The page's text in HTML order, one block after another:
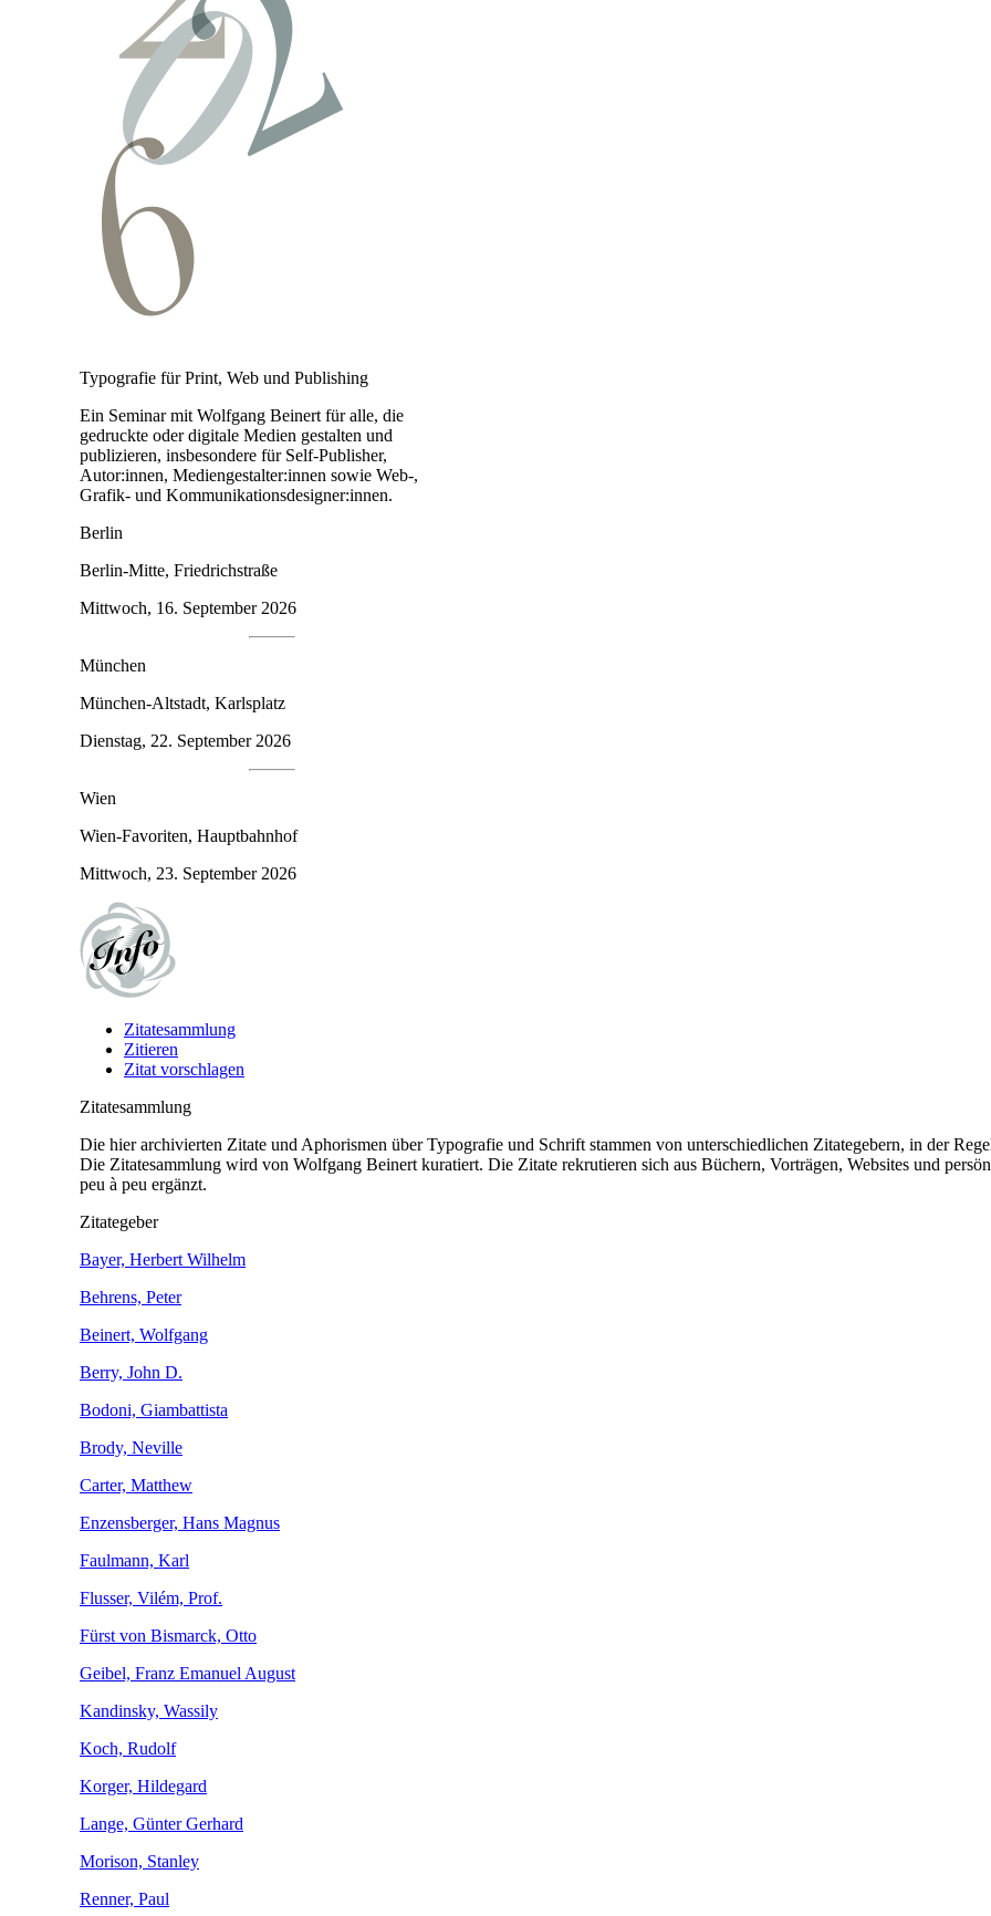
Typografie für Print, Web und Publishing
Ein Seminar mit Wolfgang Beinert für alle, die
gedruckte oder digitale Medien gestalten und
publizieren, insbesondere für Self-Publisher,
Autor:innen, Medien­gestalter:innen sowie Web-,
Grafik- und Kommunikationsdesigner:innen.
Berlin
Berlin-Mitte, Friedrichstraße
Mittwoch, 16. September 2026
München
München-Altstadt, Karlsplatz
Dienstag, 22. September 2026
Wien
Wien-Favoriten, Hauptbahnhof
Mittwoch, 23. September 2026
Zitatesammlung
Zitieren
Zitat vorschlagen
Zitatesammlung
Die hier archivierten Zitate und Aphorismen über Typografie und Schrift stammen von unterschiedlichen Zitategebern, in der
Die Zitatesammlung wird von Wolfgang Beinert kuratiert. Die Zitate rekrutieren sich aus Büchern, Vorträgen, Websites und
peu à peu ergänzt.
Zitategeber
Bayer, Herbert Wilhelm
Behrens, Peter
Beinert, Wolfgang
Berry, John D.
Bodoni, Giambattista
Brody, Neville
Carter, Matthew
Enzensberger, Hans Magnus
Faulmann, Karl
Flusser, Vilém, Prof.
Fürst von Bismarck, Otto
Geibel, Franz Emanuel August
Kandinsky, Wassily
Koch, Rudolf
Korger, Hildegard
Lange, Günter Gerhard
Morison, Stanley
Renner, Paul